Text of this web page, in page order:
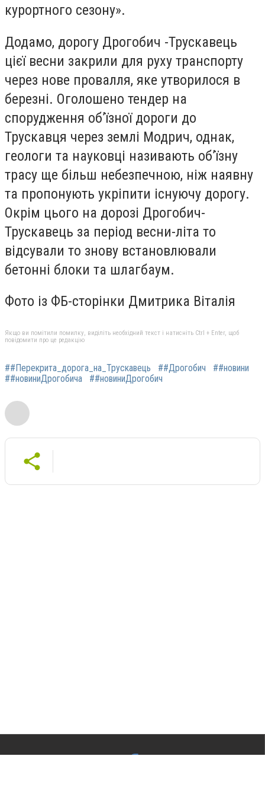
курортного сезону».
Додамо, дорогу Дрогобич -Трускавець
цієї весни закрили для руху транспорту
через нове провалля, яке утворилося в
березні. Оголошено тендер на
спорудження об’їзної дороги до
Трускавця через землі Модрич, однак,
геологи та науковці називають об’їзну
трасу ще більш небезпечною, ніж наявну
та пропонують укріпити існуючу дорогу.
Окрім цього на дорозі Дрогобич-
Трускавець за період весни-літа то
відсували то знову встановлювали
бетонні блоки та шлагбаум.
Фото із ФБ-сторінки Дмитрика Віталія
Якщо ви помітили помилку, виділіть необхідний текст і натисніть Ctrl + Enter, щоб
повідомити про це редакцію
##Перекрита_дорога_на_Трускавець ##Дрогобич
##новини
##новиниДрогобича
##новиниДрогобич